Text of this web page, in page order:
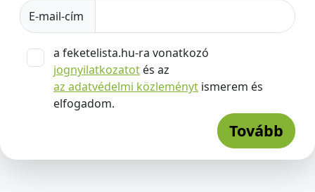
E-mail-cím
a feketelista.hu-ra vonatkozó
jognyilatkozatot és az
az adatvédelmi közleményt ismerem és
elfogadom.
Tovább